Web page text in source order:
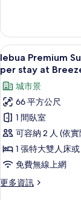
at
Breeze
Restaurant
above
the
Bangkok
Skyline
的
所
有
片
Suite
City
View
with
Dinner
once
per
stay
at
Breeze
above
the
Skyline
顯
示
lebua
Premium
Suite
City
View
51st-
52nd
Flr
9
lebua Premium
per stay at
城市景
66 平方公尺
1 間臥室
可容納 2 人 (依
1 張特大雙人床
免費無線上網
更多資訊
更